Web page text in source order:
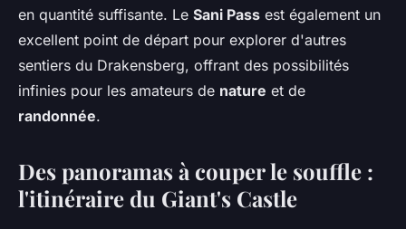
en quantité suffisante. Le Sani Pass est également un
excellent point de départ pour explorer d'autres
sentiers du Drakensberg, offrant des possibilités
infinies pour les amateurs de nature et de
randonnée.
Des panoramas à couper le souffle :
l'itinéraire du Giant's Castle